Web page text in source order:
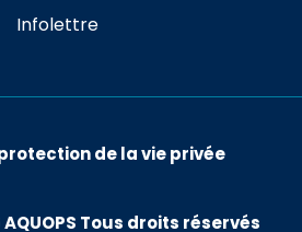
Infolettre
de la vie privée
AQUOPS Tous droits réservés